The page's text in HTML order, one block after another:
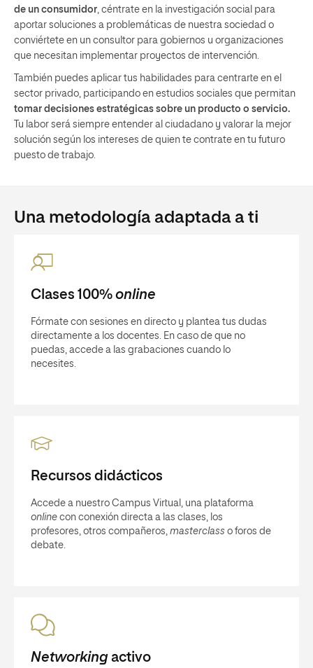
de un consumidor, céntrate en la investigación social para
aportar soluciones a problemáticas de nuestra sociedad o
conviértete en un consultor para gobiernos u organizaciones
que necesitan implementar proyectos de intervención.
También puedes aplicar tus habilidades para centrarte en el
sector privado, participando en estudios sociales que permitan
tomar decisiones estratégicas sobre un producto o servicio.
Tu labor será siempre entender al ciudadano y valorar la mejor
solución según los intereses de quien te contrate en tu futuro
puesto de trabajo.
Una metodología adaptada a ti
Clases 100% online
Fórmate con sesiones en directo y plantea tus dudas
directamente a los docentes. En caso de que no
puedas, accede a las grabaciones cuando lo
necesites.
Recursos didácticos
Accede a nuestro Campus Virtual, una plataforma
online con conexión directa a las clases, los
profesores, otros compañeros, masterclass o foros de
debate.
Networkingactivo